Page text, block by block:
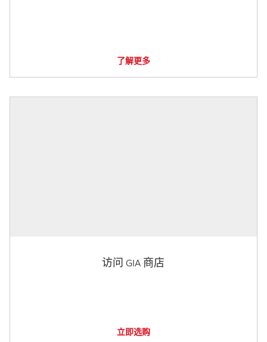
了解更多
访问 GIA 商店
立即选购